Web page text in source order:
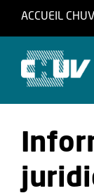
ACCUEIL CHUV